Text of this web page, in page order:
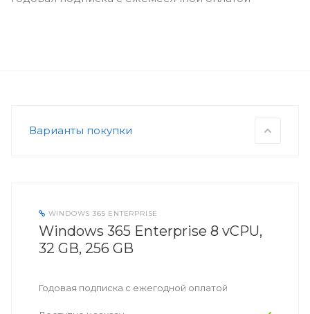
Варианты покупки
WINDOWS 365 ENTERPRISE
Windows 365 Enterprise 8 vCPU,
32 GB, 256 GB
Годовая подписка с ежегодной оплатой